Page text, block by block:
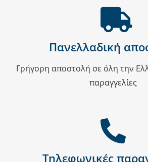
Πανελλαδική
Γρήγορη αποστολή σε όλη την
παραγγελίες
Τηλεφωνικές